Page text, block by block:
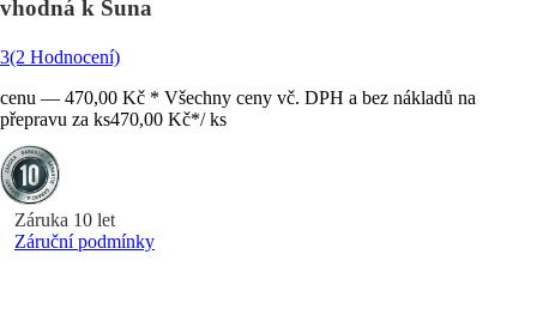
vhodná k Suna
3(2 Hodnocení)
cenu — 470,00 Kč * Všechny ceny vč. DPH a bez nákladů na
přepravu za ks470,00 Kč*/ ks
Záruka 10 let
Záruční podmínky